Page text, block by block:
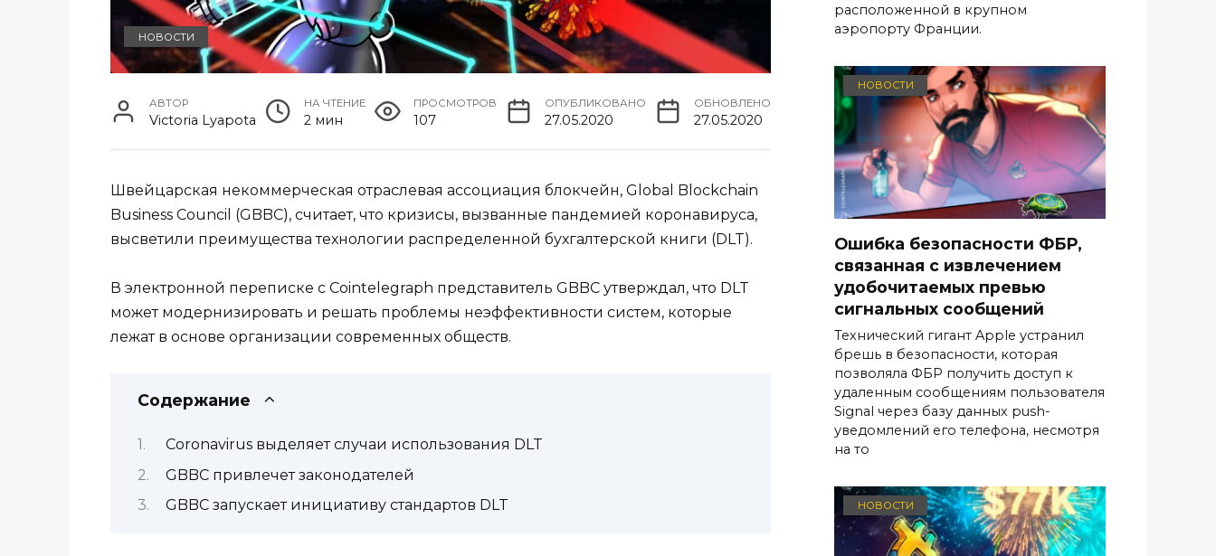
НОВОСТИ
АВТОР
Victoria Lyapota
НА ЧТЕНИЕ
2 мин
ПРОСМОТРОВ
107
ОПУБЛИКОВАНО
27.05.2020
ОБНОВЛЕНО
27.05.2020
Швейцарская некоммерческая отраслевая ассоциация блокчейн, Global Blockchain
Business Council (GBBC), считает, что кризисы, вызванные пандемией коронавируса,
высветили преимущества технологии распределенной бухгалтерской книги (DLT).
В электронной переписке с Cointelegraph представитель GBBC утверждал, что DLT
может модернизировать и решать проблемы неэффективности систем, которые
лежат в основе организации современных обществ.
Содержание
Coronavirus выделяет случаи использования DLT
GBBC привлечет законодателей
GBBC запускает инициативу стандартов DLT
расположенной в крупном
аэропорту Франции.
НОВОСТИ
Ошибка безопасности ФБР,
связанная с извлечением
удобочитаемых превью
сигнальных сообщений
Технический гигант Apple устранил
брешь в безопасности, которая
позволяла ФБР получить доступ к
удаленным сообщениям пользователя
Signal через базу данных push-
уведомлений его телефона, несмотря
на то
НОВОСТИ